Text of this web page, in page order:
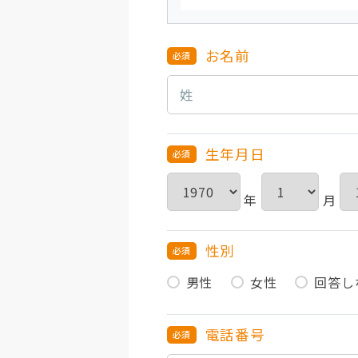
お名前
生年月日
年 月
性別
男性 女性 回答
電話番号